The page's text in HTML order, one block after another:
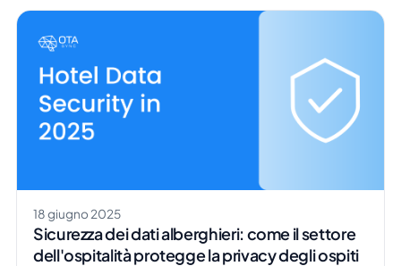
nell'ospitalità. I viaggiatori moderni desiderano
molto più di […]
18 giugno 2025
Sicurezza dei dati alberghieri: come il settore
dell'ospitalità protegge la privacy degli ospiti